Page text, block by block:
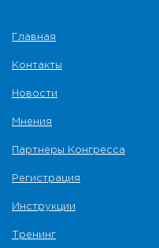
Главная
Контакты
Новости
Мнения
Партнеры Конгресса
Регистрация
Инструкции
Тренинг